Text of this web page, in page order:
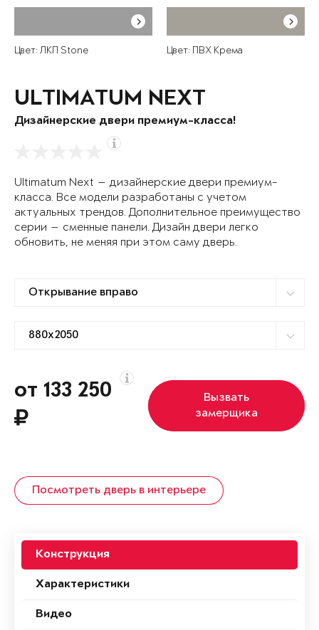
Цвет: ЛКП Stone Цвет: ПВХ Крема
ULTIMATUM NEXT
Дизайнерские двери премиум-класса!
Ultimatum Next — дизайнерские двери премиум-
класса. Все модели разработаны с учетом
актуальных трендов. Дополнительное преимущество
серии — сменные панели. Дизайн двери легко
обновить, не меняя при этом саму дверь.
от 133 250
Вызвать
замерщика
Посмотреть дверь в интерьере
Конструкция
Характеристики
Видео